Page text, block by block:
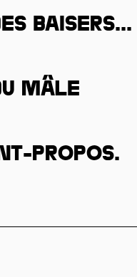
mâle
propos.